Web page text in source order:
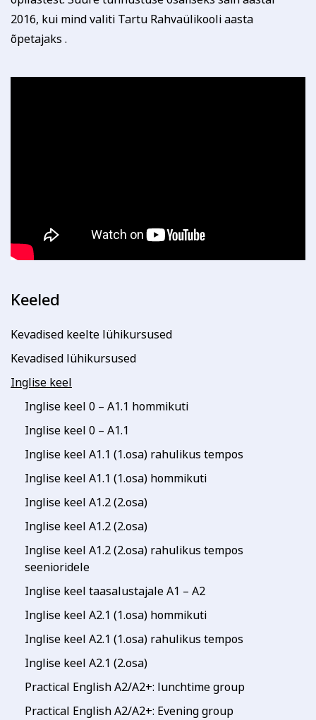
2016, kui mind valiti Tartu Rahvaülikooli aasta
õpetajaks .
Keeled
Kevadised keelte lühikursused
Kevadised lühikursused
Inglise keel
Inglise keel 0 – A1.1 hommikuti
Inglise keel 0 – A1.1
Inglise keel A1.1 (1.osa) rahulikus tempos
Inglise keel A1.1 (1.osa) hommikuti
Inglise keel A1.2 (2.osa)
Inglise keel A1.2 (2.osa)
Inglise keel A1.2 (2.osa) rahulikus tempos
seenioridele
Inglise keel taasalustajale A1 – A2
Inglise keel A2.1 (1.osa) hommikuti
Inglise keel A2.1 (1.osa) rahulikus tempos
Inglise keel A2.1 (2.osa)
Practical English A2/A2+: lunchtime group
Practical English A2/A2+: Evening group